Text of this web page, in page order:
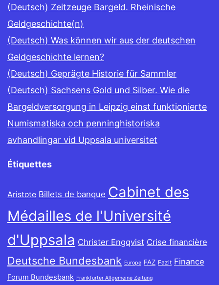
(Deutsch) Zeitzeuge Bargeld. Rheinische
Geldgeschichte(n)
(Deutsch) Was können wir aus der deutschen
Geldgeschichte lernen?
(Deutsch) Geprägte Historie für Sammler
(Deutsch) Sachsens Gold und Silber. Wie die
Bargeldversorgung in Leipzig einst funktionierte
Numismatiska och penninghistoriska
avhandlingar vid Uppsala universitet
Étiquettes
Aristote Billets de banque Cabinet des
Médailles de l'Université
d'Uppsala Christer Engqvist Crise financière
Deutsche Bundesbank Europe FAZ Fazit Finance
Forum Bundesbank Frankfurter Allgemeine Zeitung